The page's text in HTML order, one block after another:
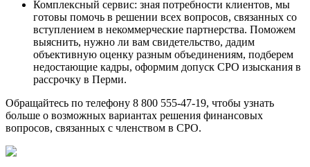
Комплексный сервис: зная потребности клиентов, мы
готовы помочь в решении всех вопросов, связанных со
вступлением в некоммерческие партнерства. Поможем
выяснить, нужно ли вам свидетельство, дадим
объективную оценку разным объединениям, подберем
недостающие кадры, оформим допуск СРО изыскания в
рассрочку в Перми.
Обращайтесь по телефону 8 800 555-47-19, чтобы узнать
больше о возможных вариантах решения финансовых
вопросов, связанных с членством в СРО.